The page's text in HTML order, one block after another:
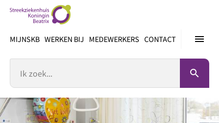
inhoud
menu
MIJNSKB WERKEN BIJ MEDEWERKERS CONTACT
search